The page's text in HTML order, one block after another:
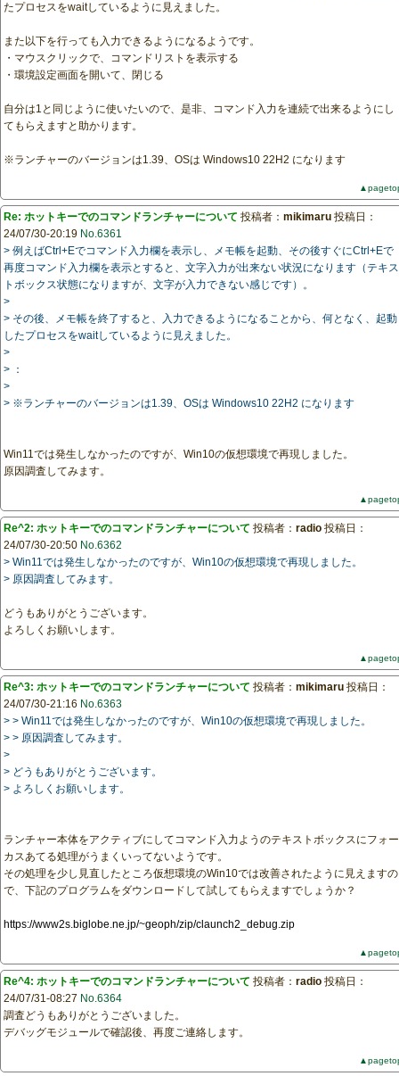
たプロセスをwaitしているように見えました。
また以下を行っても入力できるようになるようです。
・マウスクリックで、コマンドリストを表示する
・環境設定画面を開いて、閉じる
自分は1と同じように使いたいので、是非、コマンド入力を連続で出来るようにし
てもらえますと助かります。
※ランチャーのバージョンは1.39、OSは Windows10 22H2 になります
Re: ホットキーでのコマンドランチャーについて 投稿者： mikimaru 投稿日：
24/07/30-20:19 No.6361
> 例えばCtrl+Eでコマンド入力欄を表示し、メモ帳を起動、その後すぐにCtrl+Eで
再度コマンド入力欄を表示とすると、文字入力が出来ない状況になります（テキス
トボックス状態になりますが、文字が入力できない感じです）。
>
> その後、メモ帳を終了すると、入力できるようになることから、何となく、起動
したプロセスをwaitしているように見えました。
>
> ：
>
> ※ランチャーのバージョンは1.39、OSは Windows10 22H2 になります
Win11では発生しなかったのですが、Win10の仮想環境で再現しました。
原因調査してみます。
Re^2: ホットキーでのコマンドランチャーについて 投稿者： radio 投稿日：
24/07/30-20:50 No.6362
> Win11では発生しなかったのですが、Win10の仮想環境で再現しました。
> 原因調査してみます。
どうもありがとうございます。
よろしくお願いします。
Re^3: ホットキーでのコマンドランチャーについて 投稿者： mikimaru 投稿日：
24/07/30-21:16 No.6363
> > Win11では発生しなかったのですが、Win10の仮想環境で再現しました。
> > 原因調査してみます。
>
> どうもありがとうございます。
> よろしくお願いします。
ランチャー本体をアクティブにしてコマンド入力ようのテキストボックスにフォー
カスあてる処理がうまくいってないようです。
その処理を少し見直したところ仮想環境のWin10では改善されたように見えますの
で、下記のプログラムをダウンロードして試してもらえますでしょうか？
https://www2s.biglobe.ne.jp/~geoph/zip/claunch2_debug.zip
Re^4: ホットキーでのコマンドランチャーについて 投稿者： radio 投稿日：
24/07/31-08:27 No.6364
調査どうもありがとうございました。
デバッグモジュールで確認後、再度ご連絡します。